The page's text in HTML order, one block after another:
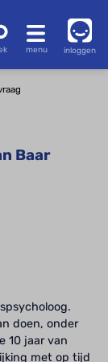
inloggen
Baar
doen, onder
10 jaar van
met op tijd